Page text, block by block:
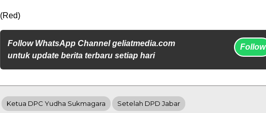
(Red)
Follow WhatsApp Channel geliatmedia.com
untuk update berita terbaru setiap hari
Follow
Ketua DPC Yudha Sukmagara Setelah DPD Jabar